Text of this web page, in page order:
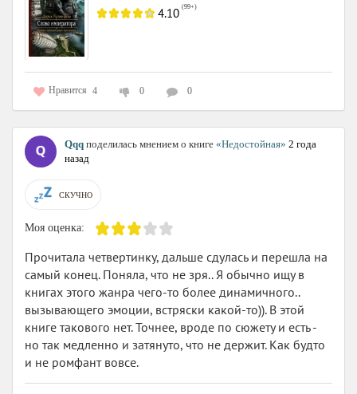
4.10 (99+)
Нравится 4 0 0
Qqq поделилась мнением о книге «Недостойная» 2 года
назад
СКУЧНО
Моя оценка:
Прочитала четвертинку, дальше сдулась и перешла на
самый конец. Поняла, что не зря.. Я обычно ищу в
книгах этого жанра чего-то более динамичного..
вызывающего эмоции, встряски какой-то)). В этой
книге такового нет. Точнее, вроде по сюжету и есть -
но так медленно и затянуто, что не держит. Как будто
и не ромфант вовсе.